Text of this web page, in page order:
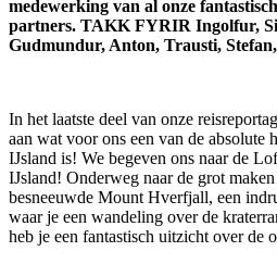
medewerking van al onze
partners. TAKK FYRIR Ingolfur,
Gudmundur, Anton, Trausti,
In het laatste deel van onze
aan wat voor ons een van de absolute
IJsland is! We begeven ons naar de
IJsland! Onderweg naar de grot
besneeuwde Mount Hverfjall, een
waar je een wandeling over de
heb je een fantastisch uitzicht over de